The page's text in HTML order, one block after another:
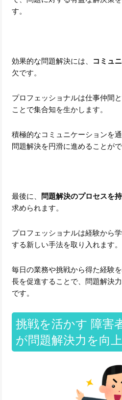
す。
効果的な問題解決には、 コミュ
欠です。
プロフェッショナルは仕事仲間
ことで集合知を生かします。
積極的なコミュニケーションを
問題解決を円滑に進めることがで
最後に、 問題解決のプロセスを
求められます。
プロフェッショナルは経験から
する新しい手法を取り入れます。
毎日の業務や挑戦から得た経験
長を促進することで、問題解決
です。
挑戦を活かす 障害
が問題解決力を向